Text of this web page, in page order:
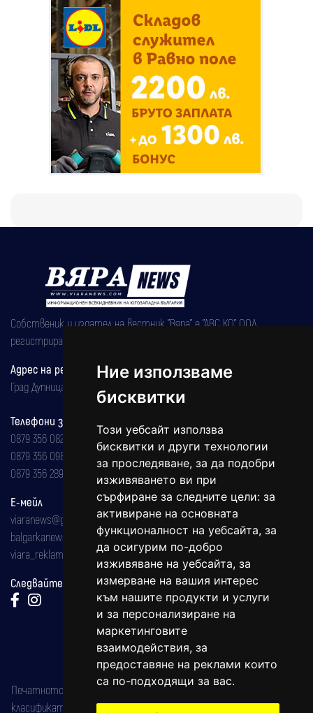
Ние използваме
бисквитки
Този уебсайт използва
бисквитки и други технологии
за проследяване, за да подобри
изживяването ви при
сърфиране за следните цели: за
активиране на основната
функционалност на уебсайта, за
да осигурим по-добро
изживяване на уебсайта, за
измерване на вашия интерес
към нашите продукти и услуги
и за персонализиране на
маркетинговите
взаимодействия, за
предоставяне на реклами които
са по-подходящи за вас.
Собственик и издател на вестник "Вяра" е "АВС КО" ООД,
регистрирана на 08.05.2002 година.
Адрес на редакцията
Град Дупница, ул.''Христо Ботев" 43
Телефони за реклама и абонаменти
0879 356 082
0879 356 098
0879 356 289
Е-мейл
viaranews@gmail.com
balgarkanews@gmail.com
viara_reklama@mail.bg
Следвайте ни:
Печатното издание на вестника е регистрирано в националния
класификатор на печатните издания (Българска национална